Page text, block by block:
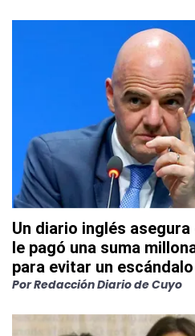
Un diario inglés
le pagó una suma
para evitar un escándalo
PorRedacción Diario de Cuyo